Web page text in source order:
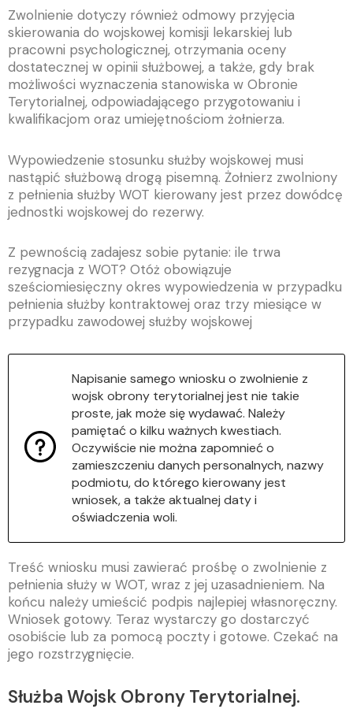
Zwolnienie dotyczy również odmowy przyjęcia
skierowania do wojskowej komisji lekarskiej lub
pracowni psychologicznej, otrzymania oceny
dostatecznej w opinii służbowej, a także, gdy brak
możliwości wyznaczenia stanowiska w Obronie
Terytorialnej, odpowiadającego przygotowaniu i
kwalifikacjom oraz umiejętnościom żołnierza.
Wypowiedzenie stosunku służby wojskowej musi
nastąpić służbową drogą pisemną. Żołnierz zwolniony
z pełnienia służby WOT kierowany jest przez dowódcę
jednostki wojskowej do rezerwy.
Z pewnością zadajesz sobie pytanie: ile trwa
rezygnacja z WOT? Otóż obowiązuje
sześciomiesięczny okres wypowiedzenia w przypadku
pełnienia służby kontraktowej oraz trzy miesiące w
przypadku zawodowej służby wojskowej
Napisanie samego wniosku o zwolnienie z
wojsk obrony terytorialnej jest nie takie
proste, jak może się wydawać. Należy
pamiętać o kilku ważnych kwestiach.
Oczywiście nie można zapomnieć o
zamieszczeniu danych personalnych, nazwy
podmiotu, do którego kierowany jest
wniosek, a także aktualnej daty i
oświadczenia woli.
Treść wniosku musi zawierać prośbę o zwolnienie z
pełnienia służy w WOT, wraz z jej uzasadnieniem. Na
końcu należy umieścić podpis najlepiej własnoręczny.
Wniosek gotowy. Teraz wystarczy go dostarczyć
osobiście lub za pomocą poczty i gotowe. Czekać na
jego rozstrzygnięcie.
Służba Wojsk Obrony Terytorialnej.